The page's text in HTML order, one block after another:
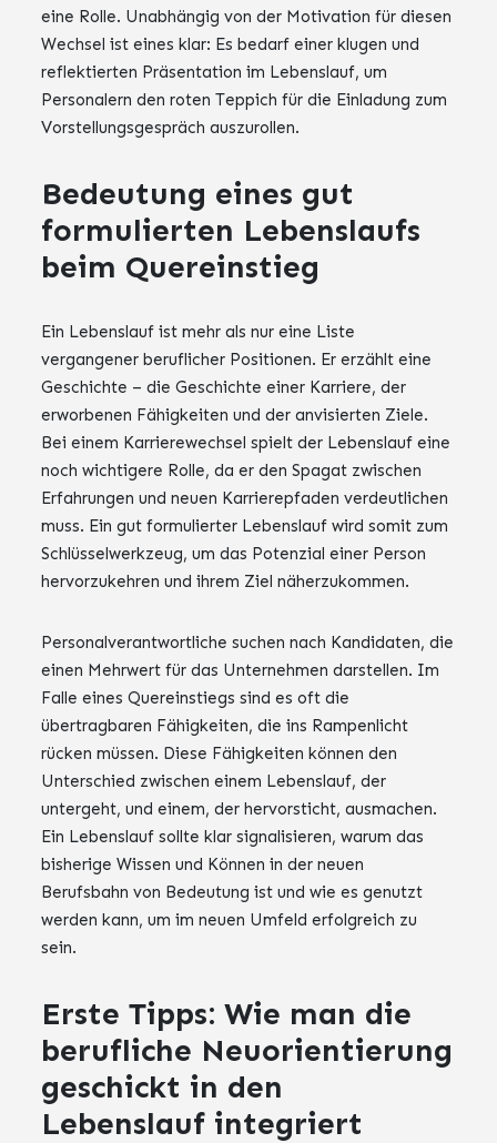
eine Rolle. Unabhängig von der Motivation für diesen
Wechsel ist eines klar: Es bedarf einer klugen und
reflektierten Präsentation im Lebenslauf, um
Personalern den roten Teppich für die Einladung zum
Vorstellungsgespräch auszurollen.
Bedeutung eines gut
formulierten Lebenslaufs
beim Quereinstieg
Ein Lebenslauf ist mehr als nur eine Liste
vergangener beruflicher Positionen. Er erzählt eine
Geschichte – die Geschichte einer Karriere, der
erworbenen Fähigkeiten und der anvisierten Ziele.
Bei einem Karrierewechsel spielt der Lebenslauf eine
noch wichtigere Rolle, da er den Spagat zwischen
Erfahrungen und neuen Karrierepfaden verdeutlichen
muss. Ein gut formulierter Lebenslauf wird somit zum
Schlüsselwerkzeug, um das Potenzial einer Person
hervorzukehren und ihrem Ziel näherzukommen.
Personalverantwortliche suchen nach Kandidaten, die
einen Mehrwert für das Unternehmen darstellen. Im
Falle eines Quereinstiegs sind es oft die
übertragbaren Fähigkeiten, die ins Rampenlicht
rücken müssen. Diese Fähigkeiten können den
Unterschied zwischen einem Lebenslauf, der
untergeht, und einem, der hervorsticht, ausmachen.
Ein Lebenslauf sollte klar signalisieren, warum das
bisherige Wissen und Können in der neuen
Berufsbahn von Bedeutung ist und wie es genutzt
werden kann, um im neuen Umfeld erfolgreich zu
sein.
Erste Tipps: Wie man die
berufliche Neuorientierung
geschickt in den
Lebenslauf integriert